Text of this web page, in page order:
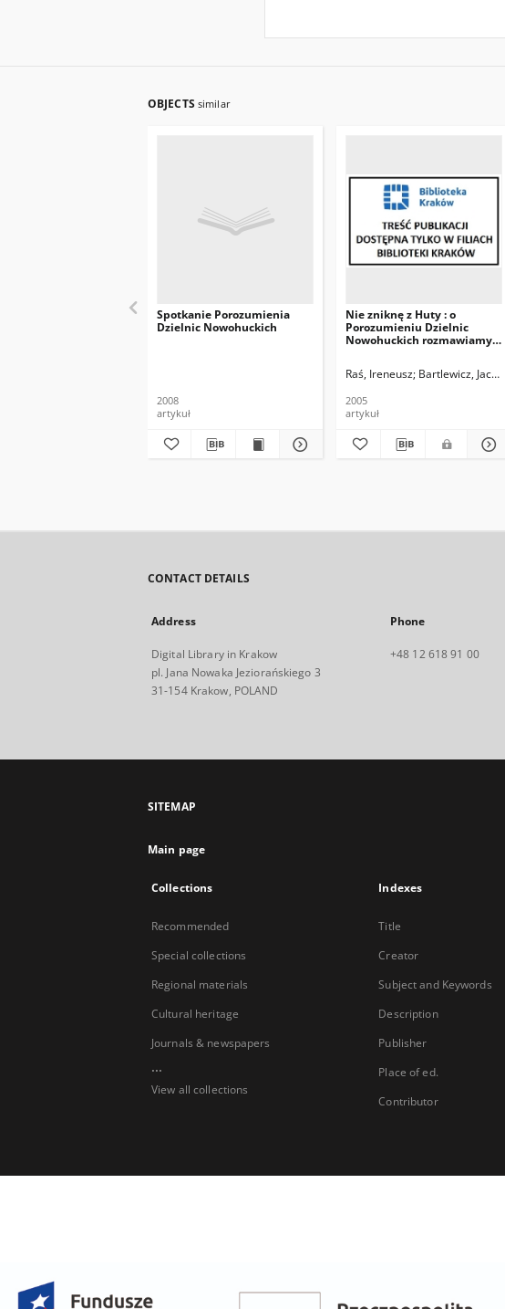
OBJECTS similar
Spotkanie Porozumienia
Dzielnic Nowohuckich
2008
artykuł
Nie zniknę z Huty : o
Porozumieniu Dzielnic
Nowohuckich rozmawiamy z
Raś, Ireneusz Bartlewicz,
2005
artykuł
CONTACT DETAILS
Address
Digital Library in Krakow
pl. Jana Nowaka Jeziorańskiego 3
31-154 Krakow, POLAND
Phone
+48 12 618 91 00
SITEMAP
Main page
Collections
Recommended
Special collections
Regional materials
Cultural heritage
Journals & newspapers
...
View all collections
Indexes
Title
Creator
Subject and Keywords
Description
Publisher
Place of ed.
Contributor